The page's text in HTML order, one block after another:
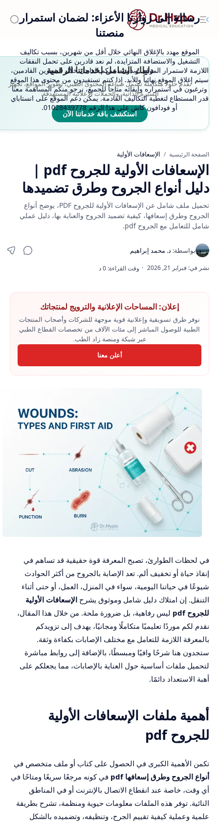
رسالة إلى زوارنا الأعزاء: لضمان استمرار
منصتنا
الموقع مهدد بالإغلاق النهائي خلال أقل من شهرين، بسبب تكاليف
التشغيل والاستضافة المتزايدة، لم نعد قادرين على تحمل النفقات
اللازمة لاستمرار الموقع. وبدون دعمكم العاجل خلال الشهرين القادمين،
سيتم إغلاق الموقع نهائياً وللأبد. إذا كنتم تستفيدون من محتوى هذا الموقع
وترغبون في استمراره وإبقائه متاحاً للجميع، نرجو منكم المساهمة معنا
قدر المستطاع لتغطية التكاليف القادمة. يمكن دعم الموقع على انستاباي
أو فودافون كاش على هذا الرقم 01028439778.
دليلك الشامل لخدماتنا الرقمية
نقدم حلولاً متكاملة تشمل صياغة المحتوى الطبي، تطوير المواقع، تجهيز
السيرة الذاتية، والحملات الإعلانية المستهدفة.
استكشف باقة خدماتنا الآن
الصفحة الرئيسية الإسعافات الأولية
الإسعافات الأولية للجروح pdf |
دليل أنواع الجروح وطرق تضميدها
تحميل ملف شامل عن الإسعافات الأولية للجروح PDF، يوضح أنواع
الجروح وطرق إسعافها، كيفية تضميد الجروح والعناية بها، دليل عملي
شامل للتعامل مع الجروح pdf.
إعلان: المساحات الإعلانية والترويج لمنتجاتك
نوفر طرق تسويقية وإعلانية قوية موجهة للشركات وأصحاب المنتجات
الطبية للوصول المباشر إلى مئات الآلاف من تخصصات القطاع الطبي
عبر شبكة ومنصة زاد الطب.
أعلن معنا
في لحظات الطوارئ، تصبح المعرفة قوة حقيقية قد تساهم في
إنقاذ حياة أو تخفيف ألم. تعد الإصابة بالجروح من أكثر الحوادث
شيوعًا في حياتنا اليومية، سواء في المنزل، العمل، أو حتى أثناء
التنقل. إن امتلاك دليل شامل وموثوق يشرح الإسعافات الأولية
للجروح pdf
ليس رفاهية، بل ضرورة ملحة. من خلال هذا المقال،
نقدم لكم موردًا تعليميًا متكاملًا ومجانيًا، يهدف إلى تزويدكم
بالمعرفة اللازمة للتعامل مع مختلف الإصابات بكفاءة وثقة.
ستجدون هنا شرحًا وافيًا ومبسطًا، بالإضافة إلى روابط مباشرة
لتحميل ملفات أساسية حول العناية بالإصابات، مما يجعلكم على
أهبة الاستعداد دائمًا.
أهمية ملفات الإسعافات الأولية
للجروح pdf
تكمن الأهمية الكبرى في الحصول على كتاب أو ملف متخصص في
أنواع الجروح وطرق إسعافها pdf
في كونه مرجعًا سريعًا ومتاحًا في
أي وقت، خاصة عند انقطاع الاتصال بالإنترنت أو في المناطق
النائية. توفر هذه الملفات معلومات حيوية ومنظمة، تشرح بطريقة
علمية وعملية كيفية تقييم الجرح، وتنظيفه، وتضميده بالشكل